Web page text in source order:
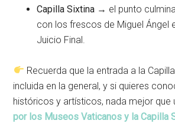
Capilla Sixtina → el punto
con los frescos de Miguel Ángel
Juicio Final.
Recuerda que la entrada a la
incluida en la general, y si quieres
históricos y artísticos, nada mejor que
por los Museos Vaticanos y la Capilla